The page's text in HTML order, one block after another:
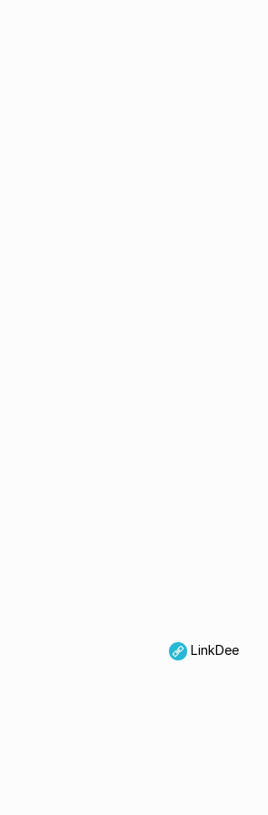
LinkDee